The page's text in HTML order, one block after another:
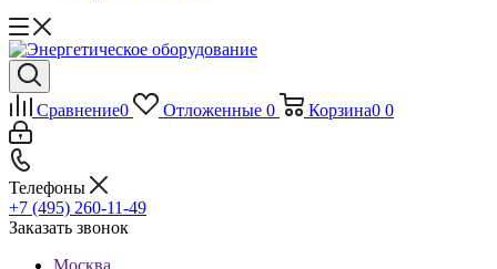
Сравнение0 Отложенные 0 Корзина0 0
Телефоны
+7 (495) 260-11-49
Заказать звонок
Москва